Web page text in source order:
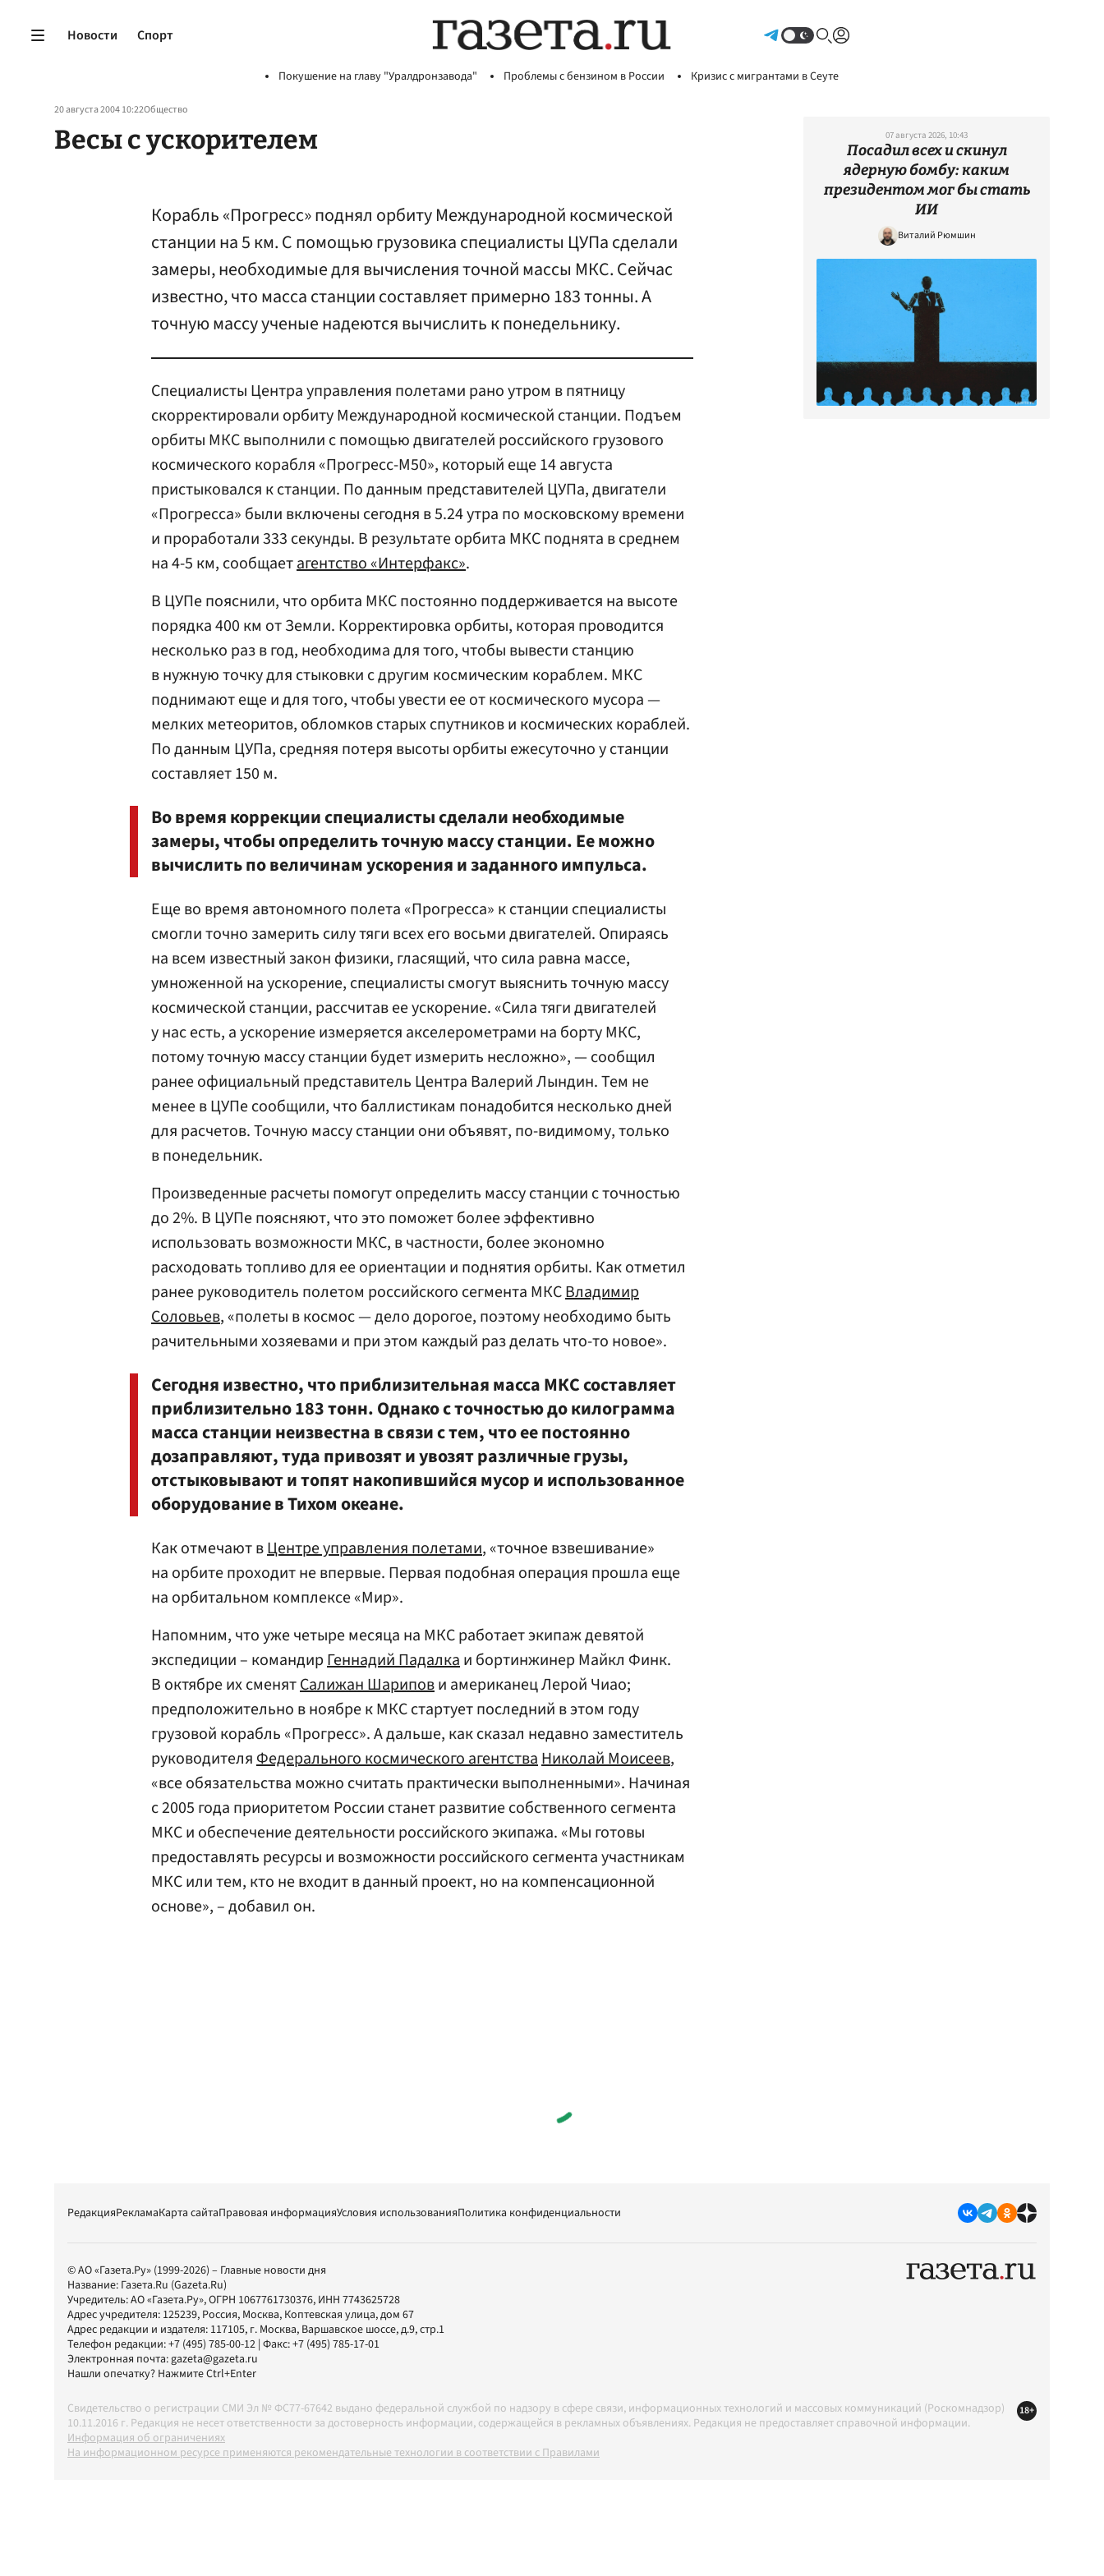
Новости Спорт
Покушение на главу "Уралдронзавода" Проблемы с бензином в России Кризис с мигрантами в Сеуте
20 августа 2004 10:22Общество
Весы с ускорителем
Корабль «Прогресс» поднял орбиту Международной космической
станции на 5 км. С помощью грузовика специалисты ЦУПа сделали
замеры, необходимые для вычисления точной массы МКС. Сейчас
известно, что масса станции составляет примерно 183 тонны. А
точную массу ученые надеются вычислить к понедельнику.
Специалисты Центра управления полетами рано утром в пятницу
скорректировали орбиту Международной космической станции. Подъем
орбиты МКС выполнили с помощью двигателей российского грузового
космического корабля «Прогресс-М50», который еще 14 августа
пристыковался к станции. По данным представителей ЦУПа, двигатели
«Прогресса» были включены сегодня в 5.24 утра по московскому времени
и проработали 333 секунды. В результате орбита МКС поднята в среднем
на 4-5 км, сообщаетагентство «Интерфакс».
В ЦУПе пояснили, что орбита МКС постоянно поддерживается на высоте
порядка 400 км от Земли. Корректировка орбиты, которая проводится
несколько раз в год, необходима для того, чтобы вывести станцию
в нужную точку для стыковки с другим космическим кораблем. МКС
поднимают еще и для того, чтобы увести ее от космического мусора —
мелких метеоритов, обломков старых спутников и космических кораблей.
По данным ЦУПа, средняя потеря высоты орбиты ежесуточно у станции
составляет 150 м.
Во время коррекции специалисты сделали необходимые
замеры, чтобы определить точную массу станции. Ее можно
вычислить по величинам ускорения и заданного импульса.
Еще во время автономного полета «Прогресса» к станции специалисты
смогли точно замерить силу тяги всех его восьми двигателей. Опираясь
на всем известный закон физики, гласящий, что сила равна массе,
умноженной на ускорение, специалисты смогут выяснить точную массу
космической станции, рассчитав ее ускорение. «Сила тяги двигателей
у нас есть, а ускорение измеряется акселерометрами на борту МКС,
потому точную массу станции будет измерить несложно», — сообщил
ранее официальный представитель Центра Валерий Лындин. Тем не
менее в ЦУПе сообщили, что баллистикам понадобится несколько дней
для расчетов. Точную массу станции они объявят, по-видимому, только
в понедельник.
Произведенные расчеты помогут определить массу станции с точностью
до 2%. В ЦУПе поясняют, что это поможет более эффективно
использовать возможности МКС, в частности, более экономно
расходовать топливо для ее ориентации и поднятия орбиты. Как отметил
ранее руководитель полетом российского сегмента МКСВладимир
Соловьев, «полеты в космос — дело дорогое, поэтому необходимо быть
рачительными хозяевами и при этом каждый раз делать что-то новое».
Сегодня известно, что приблизительная масса МКС составляет
приблизительно 183 тонн. Однако с точностью до килограмма
масса станции неизвестна в связи с тем, что ее постоянно
дозаправляют, туда привозят и увозят различные грузы,
отстыковывают и топят накопившийся мусор и использованное
оборудование в Тихом океане.
Как отмечают вЦентре управления полетами, «точное взвешивание»
на орбите проходит не впервые. Первая подобная операция прошла еще
на орбитальном комплексе «Мир».
Напомним, что уже четыре месяца на МКС работает экипаж девятой
экспедиции – командирГеннадий Падалкаи бортинжинер Майкл Финк.
В октябре их сменятСалижан Шарипови американец Лерой Чиао;
предположительно в ноябре к МКС стартует последний в этом году
грузовой корабль «Прогресс». А дальше, как сказал недавно заместитель
руководителяФедерального космического агентстваНиколай Моисеев,
«все обязательства можно считать практически выполненными». Начиная
с 2005 года приоритетом России станет развитие собственного сегмента
МКС и обеспечение деятельности российского экипажа. «Мы готовы
предоставлять ресурсы и возможности российского сегмента участникам
МКС или тем, кто не входит в данный проект, но на компенсационной
основе», – добавил он.
07 августа 2026, 10:43
Посадил всех и скинул
ядерную бомбу: каким
президентом мог бы стать
ИИ
Виталий Рюмшин
РедакцияРекламаКарта сайтаПравовая информацияУсловия использованияПолитика конфиденциальности
© АО «Газета.Ру» (1999-2026) – Главные новости дня
Название: Газета.Ru (Gazeta.Ru)
Учредитель:АО «Газета.Ру», ОГРН 1067761730376, ИНН 7743625728
Адрес учредителя: 125239, Россия, Москва, Коптевская улица, дом 67
Адрес редакции и издателя: 117105, г. Москва, Варшавское шоссе, д.9, стр.1
Телефон редакции:+7 (495) 785-00-12 | Факс:+7 (495) 785-17-01
Электронная почта:gazeta@gazeta.ru
Нашли опечатку? Нажмите Ctrl+Enter
Свидетельство о регистрации СМИ Эл № ФС77-67642 выдано федеральной службой по надзору в сфере связи, информационных технологий и массовых коммуникаций (Роскомнадзор)
10.11.2016 г. Редакция не несет ответственности за достоверность информации, содержащейся в рекламных объявлениях. Редакция не предоставляет справочной информации.
Информация об ограничениях
На информационном ресурсе применяются рекомендательные технологии в соответствии с Правилами
18+